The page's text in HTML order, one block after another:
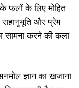
फलों के लिए मोहित
सहानुभूति और प्रेम
सामना करने की कला
ज्ञान का खजाना